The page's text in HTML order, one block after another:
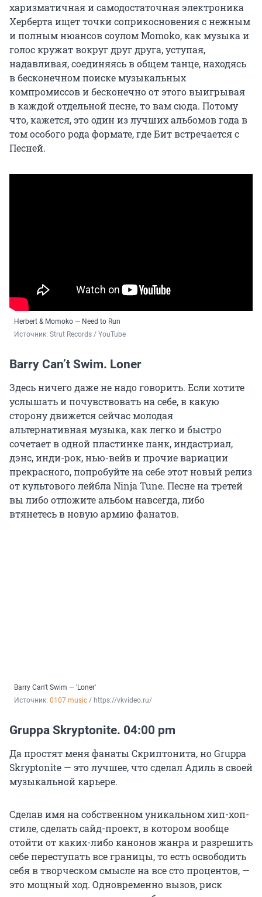
харизматичная и самодостаточная электроника
Херберта ищет точки соприкосновения с нежным
и полным нюансов соулом Momoko, как музыка и
голос кружат вокруг друг друга, уступая,
надавливая, соединяясь в общем танце, находясь
в бесконечном поиске музыкальных
компромиссов и бесконечно от этого выигрывая
в каждой отдельной песне, то вам сюда. Потому
что, кажется, это один из лучших альбомов года в
том особого рода формате, где Бит встречается с
Песней.
Herbert & Momoko — Need to Run
Источник: Strut Records / YouTube
Barry Can’t Swim. Loner
Здесь ничего даже не надо говорить. Если хотите
услышать и почувствовать на себе, в какую
сторону движется сейчас молодая
альтернативная музыка, как легко и быстро
сочетает в одной пластинке панк, индастриал,
дэнс, инди-рок, нью-вейв и прочие вариации
прекрасного, попробуйте на себе этот новый релиз
от культового лейбла Ninja Tune. Песне на третей
вы либо отложите альбом навсегда, либо
втянетесь в новую армию фанатов.
Barry Can't Swim — 'Loner'
Источник: 0107 music / https://vkvideo.ru/
Gruppa Skryptonite. 04:00 pm
Да простят меня фанаты Скриптонита, но Gruppa
Skryptonite — это лучшее, что сделал Адиль в своей
музыкальной карьере.
Сделав имя на собственном уникальном хип-хоп-
стиле, сделать сайд-проект, в котором вообще
отойти от каких-либо канонов жанра и разрешить
себе переступать все границы, то есть освободить
себя в творческом смысле на все сто процентов, —
это мощный ход. Одновременно вызов, риск